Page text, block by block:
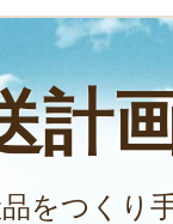
計
をつくり